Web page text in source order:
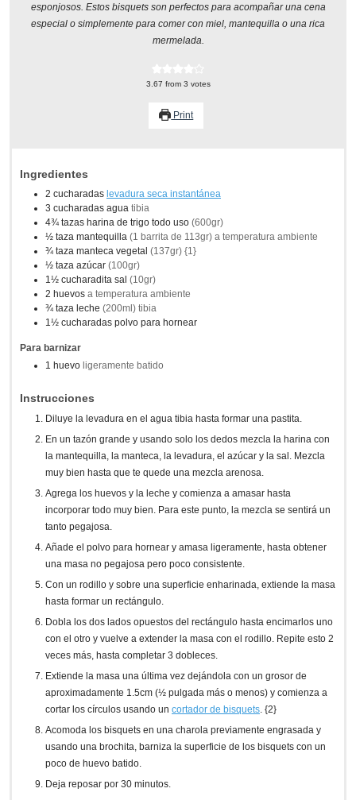
esponjosos. Estos bisquets son perfectos para acompañar una cena
especial o simplemente para comer con miel, mantequilla o una rica
mermelada.
3.67 from 3 votes
Print
Ingredientes
2 cucharadas levadura seca instantánea
3 cucharadas agua tibia
4¾ tazas harina de trigo todo uso (600gr)
½ taza mantequilla (1 barrita de 113gr) a temperatura ambiente
¾ taza manteca vegetal (137gr) {1}
½ taza azúcar (100gr)
1½ cucharadita sal (10gr)
2 huevos a temperatura ambiente
¾ taza leche (200ml) tibia
1½ cucharadas polvo para hornear
Para barnizar
1 huevo ligeramente batido
Instrucciones
Diluye la levadura en el agua tibia hasta formar una pastita.
En un tazón grande y usando solo los dedos mezcla la harina con
la mantequilla, la manteca, la levadura, el azúcar y la sal. Mezcla
muy bien hasta que te quede una mezcla arenosa.
Agrega los huevos y la leche y comienza a amasar hasta
incorporar todo muy bien. Para este punto, la mezcla se sentirá un
tanto pegajosa.
Añade el polvo para hornear y amasa ligeramente, hasta obtener
una masa no pegajosa pero poco consistente.
Con un rodillo y sobre una superficie enharinada, extiende la masa
hasta formar un rectángulo.
Dobla los dos lados opuestos del rectángulo hasta encimarlos uno
con el otro y vuelve a extender la masa con el rodillo. Repite esto 2
veces más, hasta completar 3 dobleces.
Extiende la masa una última vez dejándola con un grosor de
aproximadamente 1.5cm (½ pulgada más o menos) y comienza a
cortar los círculos usando un cortador de bisquets . {2}
Acomoda los bisquets en una charola previamente engrasada y
usando una brochita, barniza la superficie de los bisquets con un
poco de huevo batido.
Deja reposar por 30 minutos.